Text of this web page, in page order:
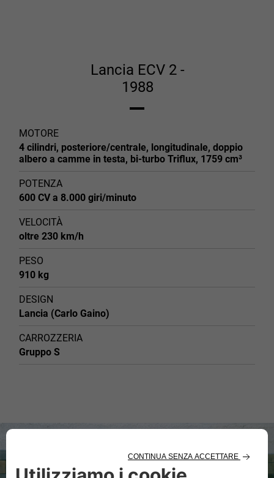
Lancia ECV 2 -
1988
MOTORE
4 cilindri, posteriore/centrale, longitudinale, doppio
albero a camme in testa, bi-turbo Triflux, 1759 cm³
POTENZA
600 CV a 8.000 giri/minuto
VELOCITÀ
oltre 230 km/h
PESO
910 kg
DESIGN
Lancia (Carlo Gaino)
CARROZZERIA
Gruppo S